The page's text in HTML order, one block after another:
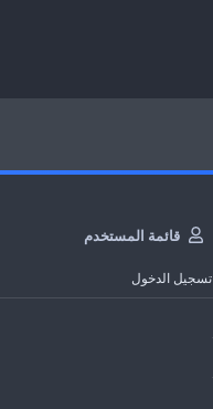
قائمة المستخدم
تسجيل الدخول